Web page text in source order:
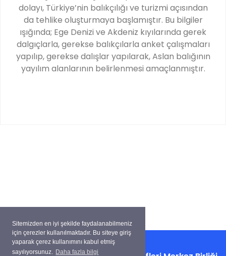
Sitemizden en iyi şekilde faydalanabilmeniz
için çerezler kullanılmaktadır. Bu siteye giriş
yaparak çerez kullanımını kabul etmiş
sayılıyorsunuz. Daha fazla bilgi
dolayı, Türkiye’nin balıkçılığı ve turizmi açısından
da tehlike oluşturmaya başlamıştır. Bu bilgiler
ışığında; Ege Denizi ve Akdeniz kıyılarında gerek
dalgıçlarla, gerekse balıkçılarla anket çalışmaları
yapılıp, gerekse dalışlar yapılarak, Aslan balığının
yayılım alanlarının belirlenmesi amaçlanmıştır.